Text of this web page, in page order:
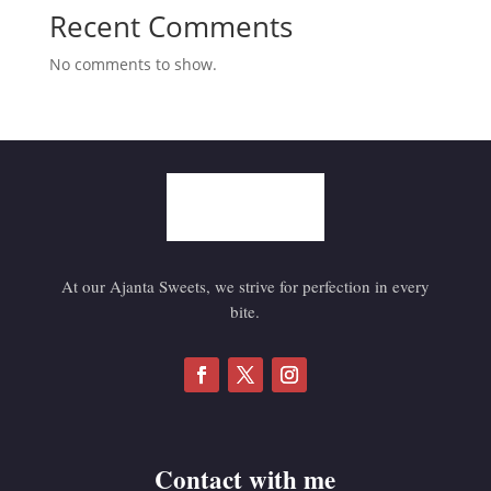
Recent Comments
No comments to show.
At our Ajanta Sweets, we strive for perfection in every
bite.
Contact with me